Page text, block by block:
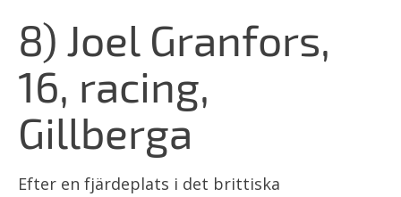
8) Joel Granfors,
16, racing,
Gillberga
Efter en fjärdeplats i det brittiska